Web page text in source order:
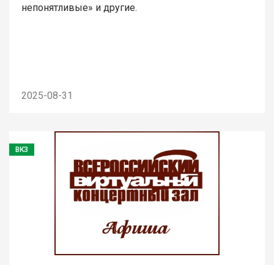
непонятливые» и другие.
2025-08-31
ВКЗ